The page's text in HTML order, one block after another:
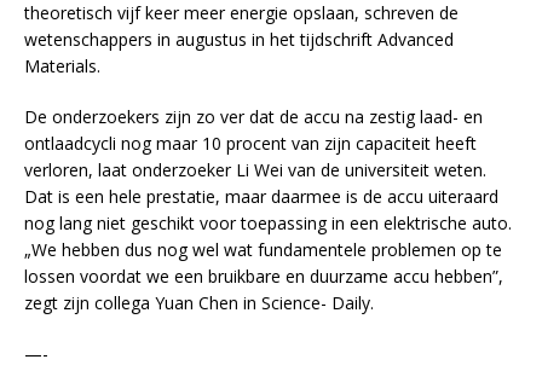
theoretisch vijf keer meer energie opslaan, schreven de
wetenschappers in augustus in het tijdschrift Advanced
Materials.
De onderzoekers zijn zo ver dat de accu na zestig laad- en
ontlaadcycli nog maar 10 procent van zijn capaciteit heeft
verloren, laat onderzoeker Li Wei van de universiteit weten.
Dat is een hele prestatie, maar daarmee is de accu uiteraard
nog lang niet geschikt voor toepassing in een elektrische auto.
„We hebben dus nog wel wat fundamentele problemen op te
lossen voordat we een bruikbare en duurzame accu hebben”,
zegt zijn collega Yuan Chen in Science- Daily.
—-